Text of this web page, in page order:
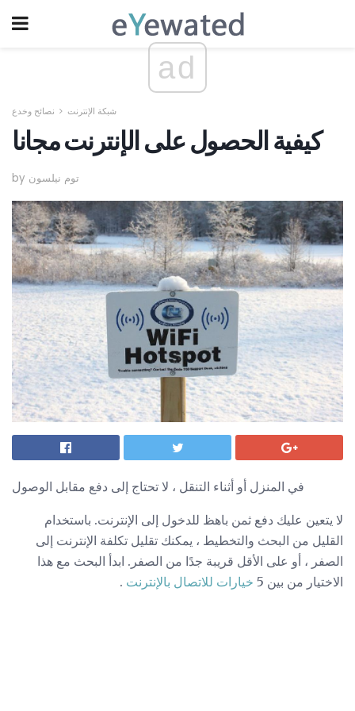
ad
شبكة الإنترنت نصائح وخدع
كيفية الحصول على الإنترنت مجانا
by توم نيلسون
في المنزل أو أثناء التنقل ، لا تحتاج إلى دفع مقابل الوصول
لا يتعين عليك دفع ثمن باهظ للدخول إلى الإنترنت. باستخدام
القليل من البحث والتخطيط ، يمكنك تقليل تكلفة الإنترنت إلى
الصفر ، أو على الأقل قريبة جدًا من الصفر. ابدأ البحث مع هذا
الاختيار من بين 5
خيارات للاتصال بالإنترنت .